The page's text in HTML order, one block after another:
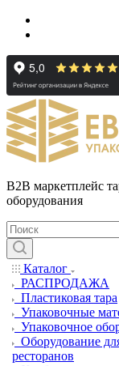
B2B маркетплейс
оборудования
Каталог
РАСПРОДАЖА
Пластиковая тара
Упаковочные
Упаковочное
Оборудование
ресторанов